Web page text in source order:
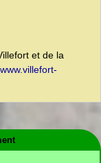
et de la